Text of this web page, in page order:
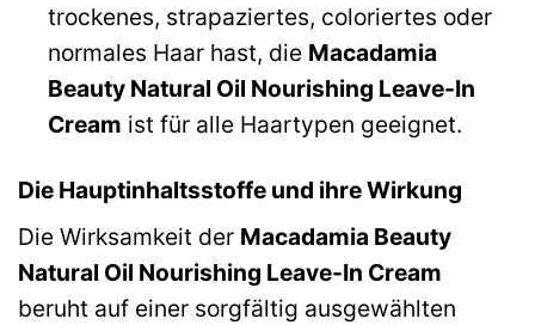
trockenes, strapaziertes, coloriertes oder
normales Haar hast, die Macadamia
Beauty Natural Oil Nourishing Leave-In
Cream ist für alle Haartypen geeignet.
Die Hauptinhaltsstoffe und ihre Wirkung
Die Wirksamkeit der Macadamia Beauty
Natural Oil Nourishing Leave-In Cream
beruht auf einer sorgfältig ausgewählten